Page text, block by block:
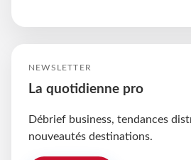
NEWSLETTER
La quotidienne pro
Débrief business, tendances
nouveautés destinations.